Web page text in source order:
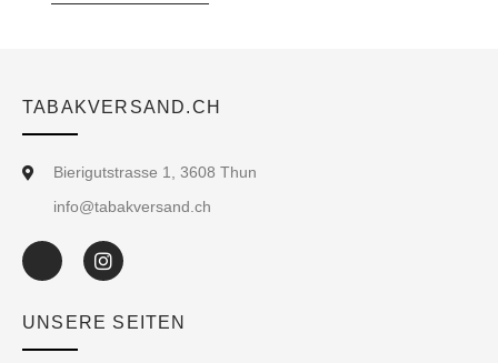
TABAKVERSAND.CH
Bierigutstrasse 1, 3608 Thun
info@tabakversand.ch
UNSERE SEITEN